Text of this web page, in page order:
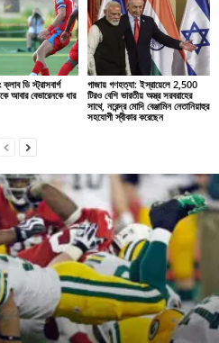
ডি স্ট্রাসবার্গ
আবার বেভারেনকে ধার
গাজায় গণহত্যা: ইস্রায়েলে 2,500
টিরও বেশি ভারতীয় অস্ত্র সরবরাহের
সাথে, নরেন্দ্র মোদি বেঞ্জামিন নেতানিয়াহুর
সহযোগী স্বীকার করেছেন